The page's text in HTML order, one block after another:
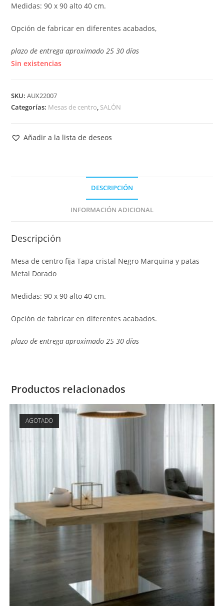
Medidas: 90 x 90 alto 40 cm.
Opción de fabricar en diferentes acabados,
plazo de entrega aproximado 25 30 días
Sin existencias
SKU:AUX22007
Categorías: Mesas de centro, SALÓN
Añadir a la lista de deseos
DESCRIPCIÓN
INFORMACIÓN ADICIONAL
Descripción
Mesa de centro fija Tapa cristal Negro Marquina y patas
Metal Dorado
Medidas: 90 x 90 alto 40 cm.
Opción de fabricar en diferentes acabados.
plazo de entrega aproximado 25 30 días
Productos relacionados
AGOTADO